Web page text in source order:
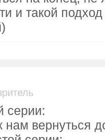
и такой
серии:
нам вернуться